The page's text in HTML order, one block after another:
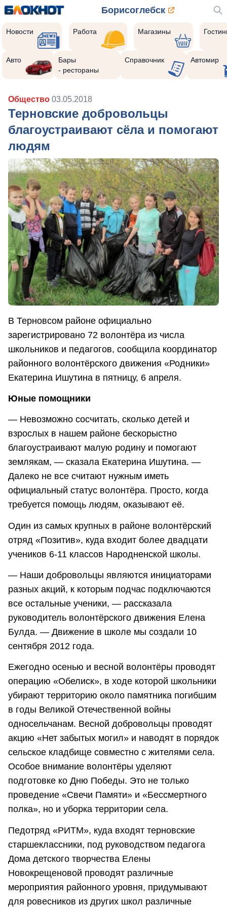
Борисоглебск
Новости Работа Магазины
Авто
Бары
- рестораны
Справочник Автомир
Общество 03.05.2018
Терновские добровольцы
благоустраивают сёла и помогают
людям
В Терновсом районе официально
зарегистрировано 72 волонтёра из числа
школьников и педагогов, сообщила координатор
районного волонтёрского движения «Родники»
Екатерина Ишутина в пятницу, 6 апреля.
Юные помощники
— Невозможно сосчитать, сколько детей и
взрослых в нашем районе бескорыстно
благоустраивают малую родину и помогают
землякам, — сказала Екатерина Ишутина. —
Далеко не все считают нужным иметь
официальный статус волонтёра. Просто, когда
требуется помощь людям, оказывают её.
Один из самых крупных в районе волонтёрский
отряд «Позитив», куда входит более двадцати
учеников 6-11 классов Народненской школы.
— Наши добровольцы являются инициаторами
разных акций, к которым подчас подключаются
все остальные ученики, — рассказала
руководитель волонтёрского движения Елена
Булда. — Движение в школе мы создали 10
сентября 2012 года.
Ежегодно осенью и весной волонтёры проводят
операцию «Обелиск», в ходе которой школьники
убирают территорию около памятника погибшим
в годы Великой Отечественной войны
односельчанам. Весной добровольцы проводят
акцию «Нет забытых могил» и наводят в порядок
сельское кладбище совместно с жителями села.
Особое внимание волонтёры уделяют
подготовке ко Дню Победы. Это не только
проведение «Свечи Памяти» и «Бессмертного
полка», но и уборка территории села.
Педотряд «РИТМ», куда входят терновские
старшеклассники, под руководством педагога
Дома детского творчества Елены
Новокрещеновой проводят различные
мероприятия районного уровня, придумывают
для ровесников из других школ различные